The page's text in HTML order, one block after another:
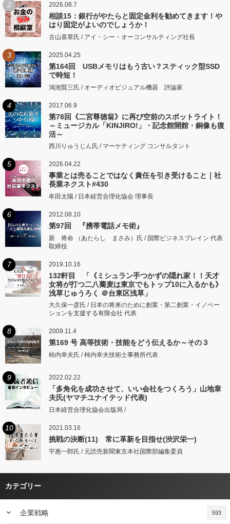
2 2026.08.7
相談15：銀行がやたらと固定金利を勧めてきます！や
はり固定がよいのでしょうか！
古山喜章氏 / アイ・シー・オーコンサルティング社長
3 2025.04.25
第164回 USBメモリはもう古い？スティック型SSD
で時短！
鴻池賢三氏 / オーディオビジュアル機器 評論家
4 2017.06.9
第78回《二宮尊徳翁》に再び空前のスポットライト！
～ミュージカル「KINJIRO!」・記念館開館・銅像も復
活～
西川りゅうじん氏 / マーケティング コンサルタント
5 2026.04.22
事業とは売ることではなく責任を引き受けること｜社
長業ネクスト#430
牟田太陽 / 日本経営合理化協会 理事長
6 2012.08.10
第97回 『携帯電話メモ術』
新 将命 （あたらし まさみ）氏 / 国際ビジネスブレイン 代表
取締役
7 2019.10.16
132軒目 「《ミシュラン手つかずの隠れ家！！天才
女将が打つ二八蕎麦は東京でもトップ10に入るかも》
浅草じゅうろく ＠台東区浅草」
大久保一彦氏 / 日本の将来のために創業・第二創業・イノベー
ションを支援する有限会社 代表
8 2009.11.4
第169 号 高等技術・技能をどう伝えるか～その３
柿内幸夫氏 / 柿内幸夫技術士事務所代表
9 2022.02.22
「多角化を成功させて、いい会社をつくろう」山地章
夫氏(ヤマチユナイテッド代表)
日本経営合理化協会出版局 /
10 2021.03.16
挑戦の決断(11) 常に革新を目指せ(渋沢栄一)
宇惠一郎氏 / 元読売新聞東京本社国際部編集委員
カテゴリー
keyboard_arrow_down 企業戦略 593